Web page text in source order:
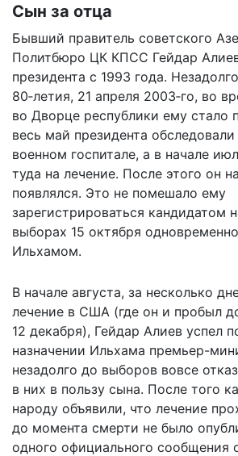
Сын за отца
Бывший правитель советского
Политбюро ЦК КПСС Гейдар
президента с 1993 года.
80‑летия, 21 апреля 2003‑го, во
во Дворце республики ему стало
весь май президента
военном госпитале, а в начале
туда на лечение. После этого он
появлялся. Это не помешало ему
зарегистрироваться кандидатом
выборах 15 октября
Ильхамом.
В начале августа, за несколько
лечение в США (где он и пробыл
12 декабря), Гейдар Алиев успел
назначении Ильхама премьер-
незадолго до выборов вовсе
в них в пользу сына. После того
народу объявили, что лечение
до момента смерти не было
одного официального сообщения